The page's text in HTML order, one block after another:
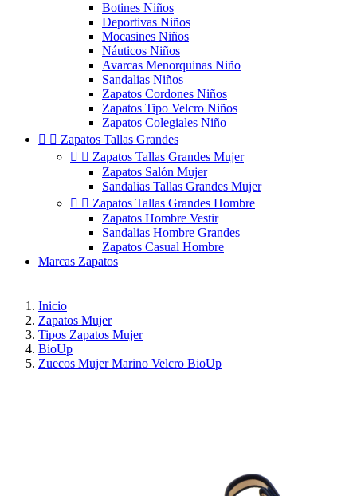
Botines Niños
Deportivas Niños
Mocasines Niños
Náuticos Niños
Avarcas Menorquinas Niño
Sandalias Niños
Zapatos Cordones Niños
Zapatos Tipo Velcro Niños
Zapatos Colegiales Niño
  Zapatos Tallas Grandes
  Zapatos Tallas Grandes Mujer
Zapatos Salón Mujer
Sandalias Tallas Grandes Mujer
  Zapatos Tallas Grandes Hombre
Zapatos Hombre Vestir
Sandalias Hombre Grandes
Zapatos Casual Hombre
Marcas Zapatos
Inicio
Zapatos Mujer
Tipos Zapatos Mujer
BioUp
Zuecos Mujer Marino Velcro BioUp